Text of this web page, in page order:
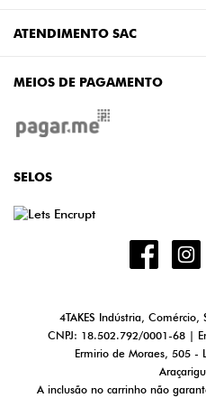
ATENDIMENTO SAC
MEIOS DE PAGAMENTO
SELOS
4TAKES Indústria, Comércio,
CNPJ: 18.502.792/0001-68 |
Ermirio de Moraes, 505 -
A inclusão no carrinho não